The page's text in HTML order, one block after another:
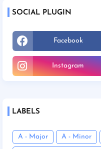
SOCIAL PLUGIN
Facebook
Instagram
LABELS
A - Major A - Minor